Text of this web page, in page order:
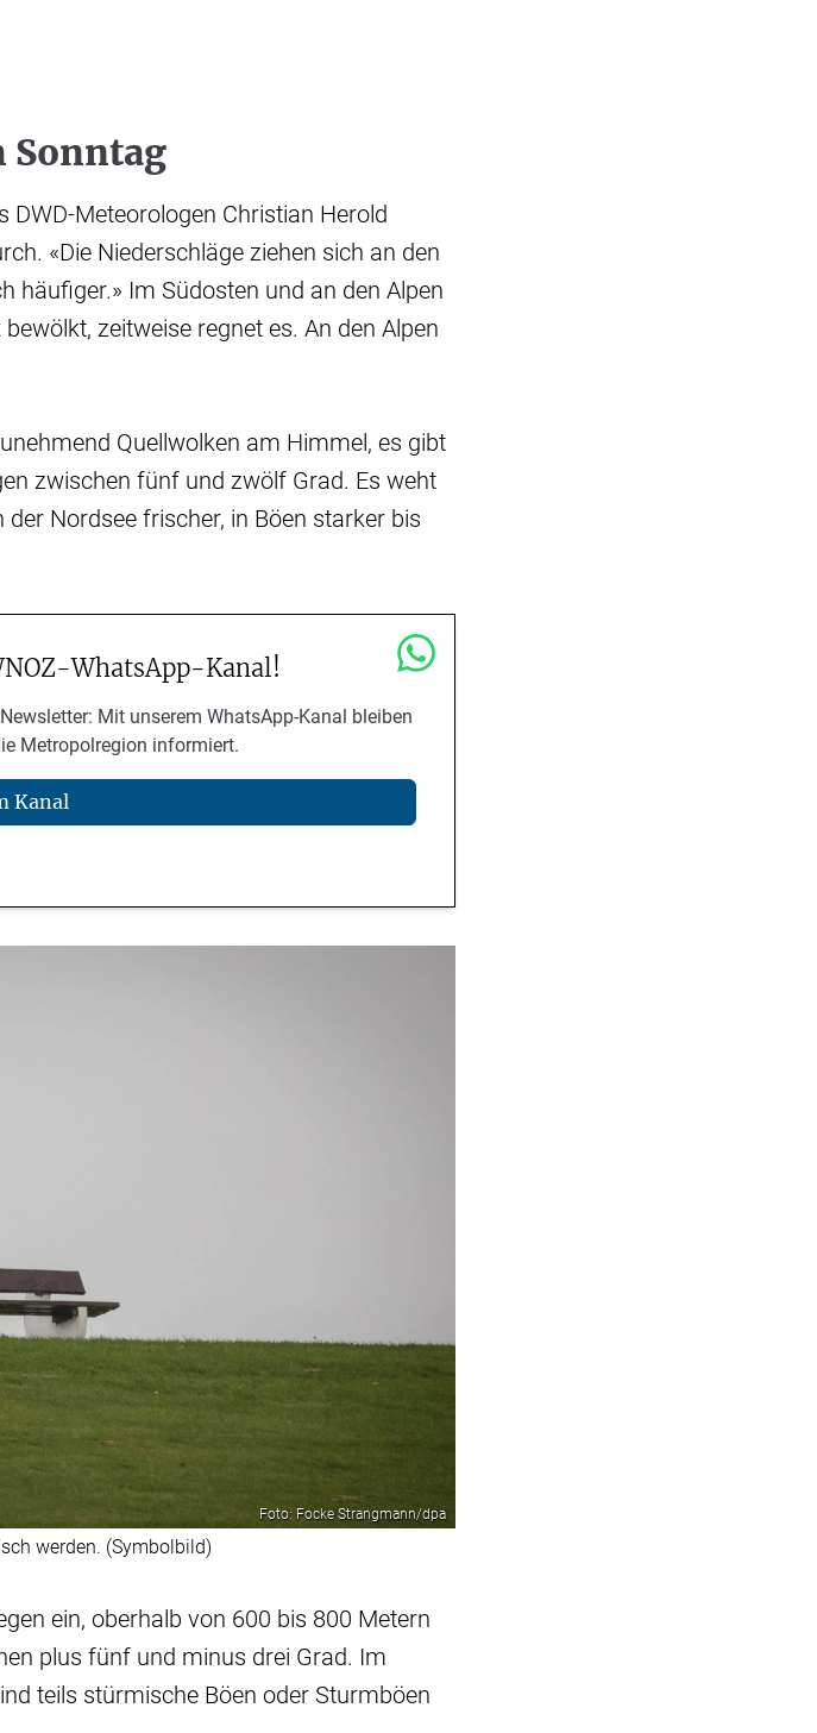
Sonntag
Meteorologen Christian Herold
«Die Niederschläge ziehen sich an den
häufiger.» Im Südosten und an den Alpen
zeitweise regnet es. An den Alpen
Quellwolken am Himmel, es gibt
zwischen fünf und zwölf Grad. Es weht
Nordsee frischer, in Böen starker bis
WhatsApp-Kanal!
Mit unserem WhatsApp-Kanal bleiben
Metropolregion informiert.
Kanal
Foto: Focke Strangmann/dpa
werden. (Symbolbild)
ein, oberhalb von 600 bis 800 Metern
plus fünf und minus drei Grad. Im
teils stürmische Böen oder Sturmböen